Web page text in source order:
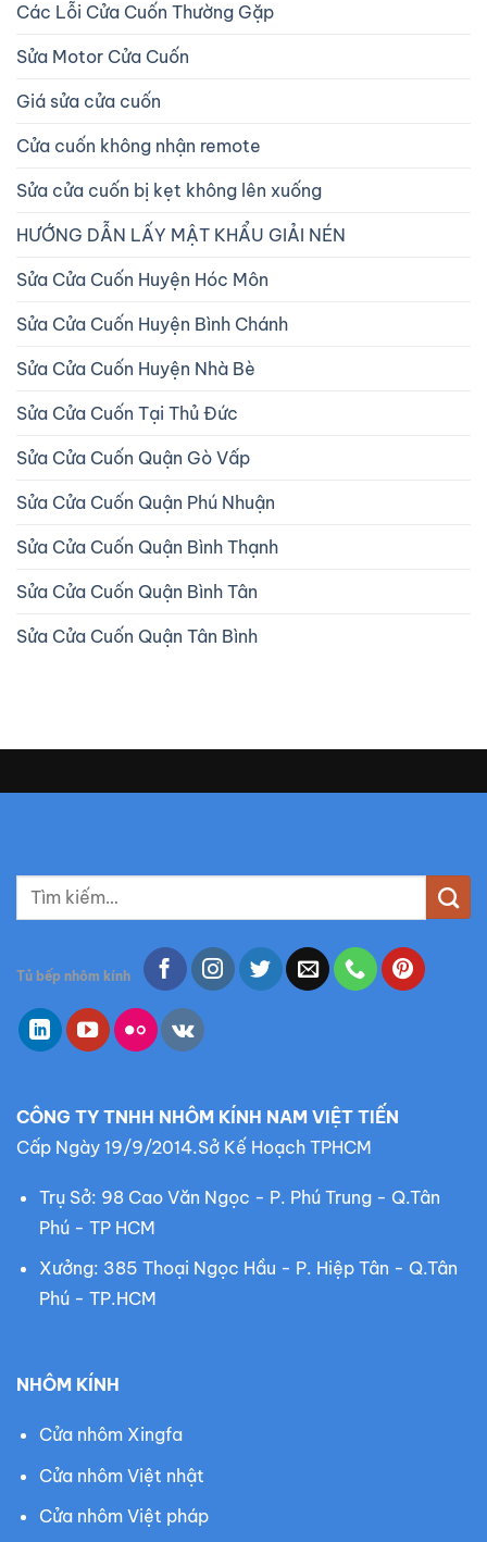
Các Lỗi Cửa Cuốn Thường Gặp
Sửa Motor Cửa Cuốn
Giá sửa cửa cuốn
Cửa cuốn không nhận remote
Sửa cửa cuốn bị kẹt không lên xuống
HƯỚNG DẪN LẤY MẬT KHẨU GIẢI NÉN
Sửa Cửa Cuốn Huyện Hóc Môn
Sửa Cửa Cuốn Huyện Bình Chánh
Sửa Cửa Cuốn Huyện Nhà Bè
Sửa Cửa Cuốn Tại Thủ Đức
Sửa Cửa Cuốn Quận Gò Vấp
Sửa Cửa Cuốn Quận Phú Nhuận
Sửa Cửa Cuốn Quận Bình Thạnh
Sửa Cửa Cuốn Quận Bình Tân
Sửa Cửa Cuốn Quận Tân Bình
ì
k
ế
m
Tủ bếp nhôm kính
CÔNG TY TNHH NHÔM KÍNH NAM VIỆT TIẾN
Cấp Ngày 19/9/2014.Sở Kế Hoạch TPHCM
Trụ Sở: 98 Cao Văn Ngọc - P. Phú Trung - Q.Tân
Phú - TP HCM
Xưởng: 385 Thoại Ngọc Hầu - P. Hiệp Tân - Q.Tân
Phú - TP.HCM
NHÔM KÍNH
Cửa nhôm Xingfa
Cửa nhôm Việt nhật
Cửa nhôm Việt pháp